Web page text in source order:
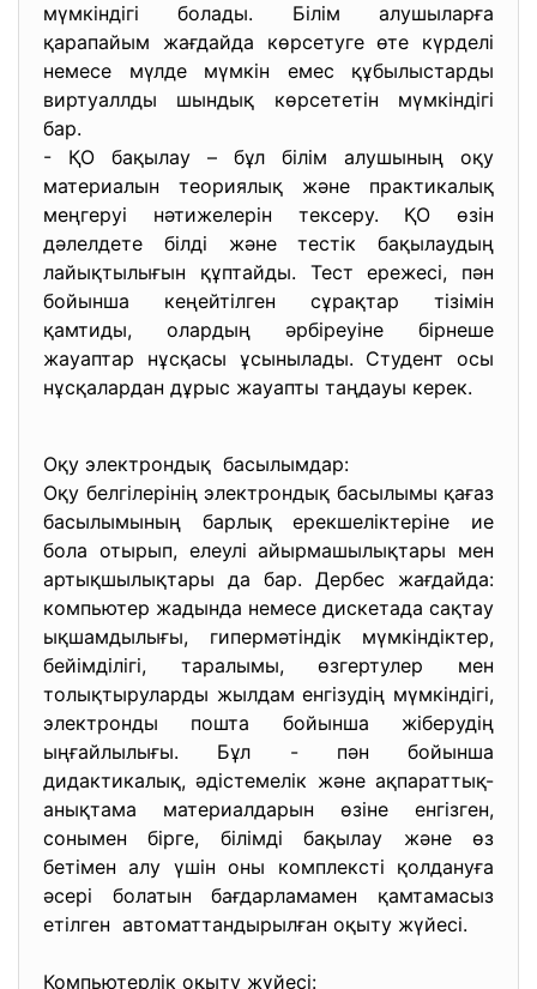
мүмкіндігі болады. Білім алушыларға
қарапайым жағдайда көрсетуге өте күрделі
немесе мүлде мүмкін емес құбылыстарды
виртуаллды шындық көрсететін мүмкіндігі
бар.
- ҚО бақылау – бұл білім алушының оқу
материалын теориялық және практикалық
меңгеруі нәтижелерін тексеру. ҚО өзін
дәлелдете білді және тестік бақылаудың
лайықтылығын құптайды. Тест ережесі, пән
бойынша кеңейтілген сұрақтар тізімін
қамтиды, олардың әрбіреуіне бірнеше
жауаптар нұсқасы ұсынылады. Студент осы
нұсқалардан дұрыс жауапты таңдауы керек.
Оқу электрондық басылымдар:
Оқу белгілерінің электрондық басылымы қағаз
басылымының барлық ерекшеліктеріне ие
бола отырып, елеулі айырмашылықтары мен
артықшылықтары да бар. Дербес жағдайда:
компьютер жадында немесе дискетада сақтау
ықшамдылығы, гипермәтіндік мүмкіндіктер,
бейімділігі, таралымы, өзгертулер мен
толықтыруларды жылдам енгізудің мүмкіндігі,
электронды пошта бойынша жіберудің
ыңғайлылығы. Бұл - пән бойынша
дидактикалық, әдістемелік және ақпараттық-
анықтама материалдарын өзіне енгізген,
сонымен бірге, білімді бақылау және өз
бетімен алу үшін оны комплексті қолдануға
әсері болатын бағдарламамен қамтамасыз
етілген автоматтандырылған оқыту жүйесі.
Компьютерлік оқыту жүйесі: